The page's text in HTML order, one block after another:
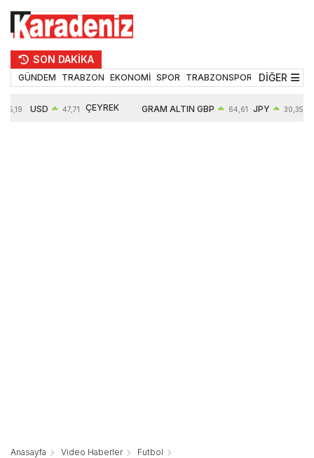
SON DAKİKA
GÜNDEM TRABZON EKONOMİ SPOR TRABZONSPOR TEKNOLOJİ
DİĞER
USD 47,71 ÇEYREK GRAM ALTIN GBP 64,61 JPY 30,35
Anasayfa Video Haberler
Futbol